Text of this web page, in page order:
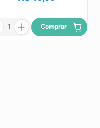
Comprar